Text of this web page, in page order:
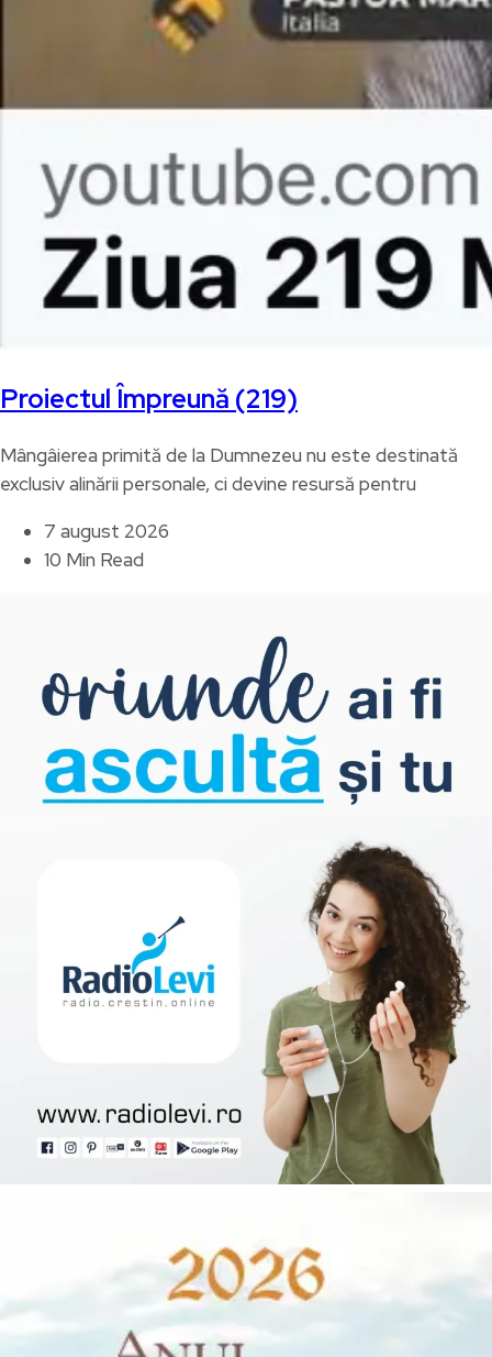
Proiectul Împreună (219)
Mângâierea primită de la Dumnezeu nu este destinată
exclusiv alinării personale, ci devine resursă pentru
7 august 2026
10 Min Read